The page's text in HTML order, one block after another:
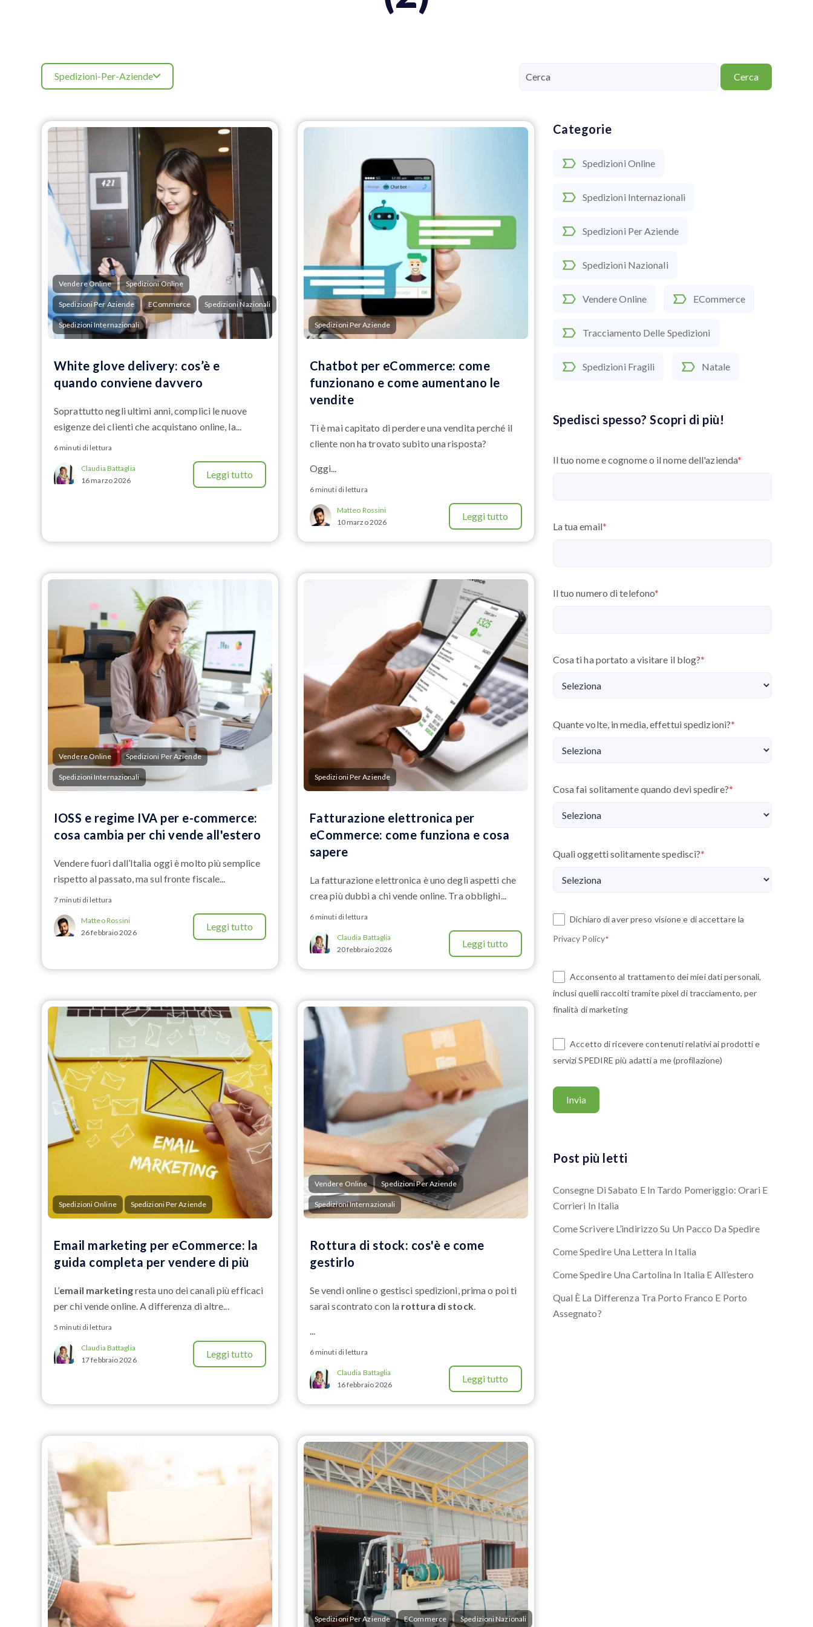
Spedizioni-Per-Aziende Cerca
Categorie
Spedizioni Online
Spedizioni Internazionali
Spedizioni Per Aziende
Spedizioni Nazionali
Vendere Online ECommerce
Tracciamento Delle Spedizioni
Spedizioni Fragili Natale
Spedisci spesso? Scopri di più!
Il tuo nome e cognome o il nome dell'azienda*
La tua email*
Il tuo numero di telefono*
Cosa ti ha portato a visitare il blog?*
Quante volte, in media, effettui spedizioni?*
Cosa fai solitamente quando devi spedire?*
Quali oggetti solitamente spedisci?*
Dichiaro di aver preso visione e di accettare la
Privacy Policy*
Acconsento al trattamento dei miei dati personali,
inclusi quelli raccolti tramite pixel di tracciamento, per
finalità di marketing
Accetto di ricevere contenuti relativi ai prodotti e
servizi SPEDIRE più adatti a me (profilazione)
Post più letti
Consegne Di Sabato E In Tardo Pomeriggio: Orari E
Corrieri In Italia
Come Scrivere L’indirizzo Su Un Pacco Da Spedire
Come Spedire Una Lettera In Italia
Come Spedire Una Cartolina In Italia E All’estero
Qual È La Differenza Tra Porto Franco E Porto
Assegnato?
Vendere Online Spedizioni Online
Spedizioni Per Aziende ECommerce Spedizioni Nazionali
Spedizioni Internazionali
White glove delivery: cos’è e
quando conviene davvero
Soprattutto negli ultimi anni, complici le nuove
esigenze dei clienti che acquistano online, la...
6 minuti di lettura
Claudia Battaglia
16 marzo 2026
Leggi tutto
Spedizioni Per Aziende
Chatbot per eCommerce: come
funzionano e come aumentano le
vendite
Ti è mai capitato di perdere una vendita perché il
cliente non ha trovato subito una risposta?
Oggi...
6 minuti di lettura
Matteo Rossini
10 marzo 2026
Leggi tutto
Vendere Online Spedizioni Per Aziende
Spedizioni Internazionali
IOSS e regime IVA per e-commerce:
cosa cambia per chi vende all'estero
Vendere fuori dall’Italia oggi è molto più semplice
rispetto al passato, ma sul fronte fiscale...
7 minuti di lettura
Matteo Rossini
26 febbraio 2026
Leggi tutto
Spedizioni Per Aziende
Fatturazione elettronica per
eCommerce: come funziona e cosa
sapere
La fatturazione elettronica è uno degli aspetti che
crea più dubbi a chi vende online. Tra obblighi...
6 minuti di lettura
Claudia Battaglia
20 febbraio 2026
Leggi tutto
Spedizioni Online Spedizioni Per Aziende
Email marketing per eCommerce: la
guida completa per vendere di più
L’email marketingresta uno dei canali più efficaci
per chi vende online. A differenza di altre...
5 minuti di lettura
Claudia Battaglia
17 febbraio 2026
Leggi tutto
Vendere Online Spedizioni Per Aziende
Spedizioni Internazionali
Rottura di stock: cos'è e come
gestirlo
Se vendi online o gestisci spedizioni, prima o poi ti
sarai scontrato con la rottura di stock.
...
6 minuti di lettura
Claudia Battaglia
16 febbraio 2026
Leggi tutto
Spedizioni Per Aziende ECommerce Spedizioni Nazionali